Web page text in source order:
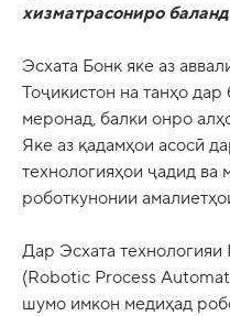
хизматрасониро
Эсхата Бонк яке аз
Тоҷикистон на танҳо
меронад, балки онро
Яке аз қадамҳои асосӣ
технологияҳои ҷадид
роботкунонии
Дар Эсхата технологияи
(Robotic Process
шумо имкон медиҳад